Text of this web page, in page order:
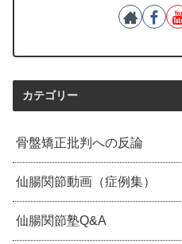
カテゴリー
骨盤矯正批判への反論
仙腸関節動画（症例集）
仙腸関節塾Q&A